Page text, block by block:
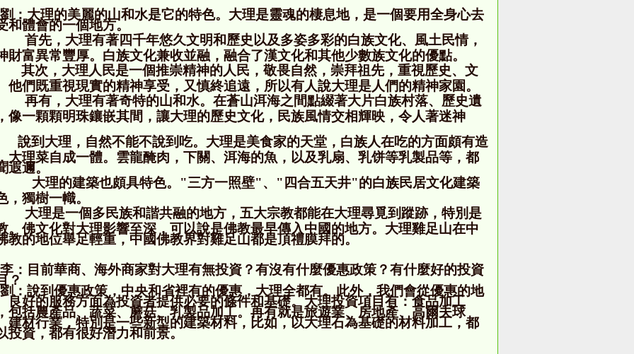
劉：大理的美麗的山和水是它的特色。大理是靈魂的棲息地，是一個要用全身心去
和體會的一個地方。
首先，大理有著四千年悠久文明和歷史以及多姿多彩的白族文化、風土民情，
財富異常豐厚。白族文化兼收並融，融合了漢文化和其他少數族文化的優點。
其次，大理人民是一個推崇精神的人民，敬畏自然，崇拜祖先，重視歷史、文
他們既重視現實的精神享受，又慎終追遠，所以有人說大理是人們的精神家園。
再有，大理有著奇特的山和水。在蒼山洱海之間點綴著大片白族村落、歷史遺
像一顆顆明珠鑲嵌其間，讓大理的歷史文化，民族風情交相輝映，令人著迷神
說到大理，自然不能不說到吃。大理是美食家的天堂，白族人在吃的方面頗有造
大理菜自成一體。雲龍醃肉，下關、洱海的魚，以及乳扇、乳饼等乳製品等，都
遐邇。
大理的建築也頗具特色。 "三方一照壁"、 " 四合五天井"的白族民居文化建築
，獨樹一幟。
大理是一個多民族和諧共融的地方，五大宗教都能在大理尋覓到蹤跡，特別是
。佛文化對大理影響至深，可以說是佛教最早傳入中國的地方。大理雞足山在中
教的地位舉足輕重，中國佛教界對雞足山都是頂禮膜拜的。
李：目前華商、海外商家對大理有無投資？有沒有什麼優惠政策？有什麼好的投資
？
劉：說到優惠政策，中央和省裡有的優惠，大理全都有。此外，我們會從優惠的地
良好的服務方面為投資者提供必要的條件和基礎。大理投資項目有：食品加工
包括農產品、蔬菜、蘑菇、乳製品加工。再有就是旅遊業、房地產、高爾夫球
建材行業，特別是一些新型的建築材料，比如，以大理石為基礎的材料加工，都
投資，都有很好潛力和前景。